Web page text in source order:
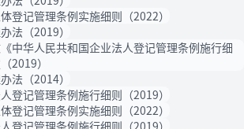
登记管理条例实施细则（2022）
法（2019）
中华人民共和国企业法人登记管理条例施行细
2019）
法（2014）
登记管理条例施行细则（2019）
登记管理条例实施细则（2022）
登记管理条例施行细则（2019）